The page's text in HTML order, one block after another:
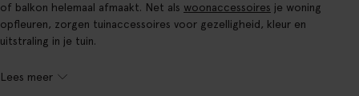
of balkon helemaal afmaakt. Net als woonaccessoires je woning
opfleuren, zorgen tuinaccessoires voor gezelligheid, kleur en
uitstraling in je tuin.
Lees meer